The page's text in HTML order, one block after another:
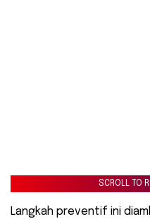
SCROLL TO
Langkah preventif ini